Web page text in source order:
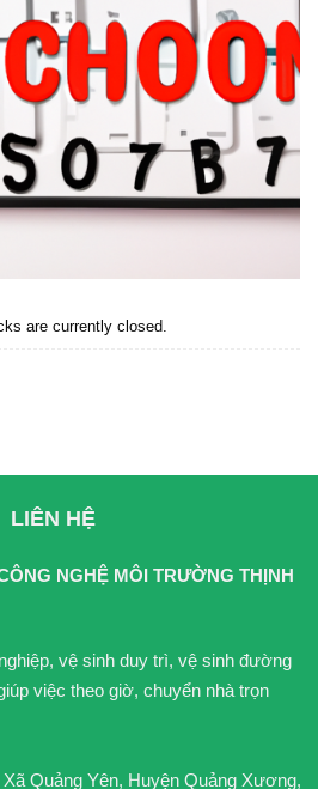
are currently closed.
LIÊN HỆ
NGHỆ MÔI TRƯỜNG THỊNH
vệ sinh duy trì, vệ sinh đường
việc theo giờ, chuyển nhà trọn
Quảng Yên, Huyện Quảng Xương,